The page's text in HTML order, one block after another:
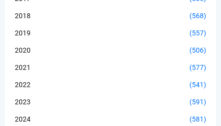
2018 (568)
2019 (557)
2020 (506)
2021 (577)
2022 (541)
2023 (591)
2024 (581)